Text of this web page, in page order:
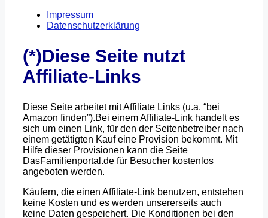
Impressum
Datenschutzerklärung
(*)Diese Seite nutzt
Affiliate-Links
Diese Seite arbeitet mit Affiliate Links (u.a. “bei
Amazon finden”).Bei einem Affiliate-Link handelt es
sich um einen Link, für den der Seitenbetreiber nach
einem getätigten Kauf eine Provision bekommt. Mit
Hilfe dieser Provisionen kann die Seite
DasFamilienportal.de für Besucher kostenlos
angeboten werden.
Käufern, die einen Affiliate-Link benutzen, entstehen
keine Kosten und es werden unsererseits auch
keine Daten gespeichert. Die Konditionen bei den